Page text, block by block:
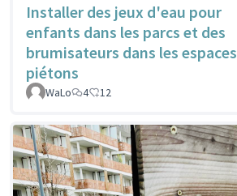
Installer des jeux d'eau pour
enfants dans les parcs et des
brumisateurs dans les espaces
piétons
WaLo 4 12